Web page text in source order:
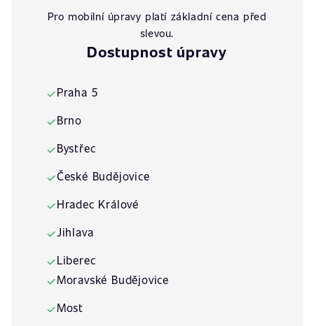
Pro mobilní úpravy platí základní cena před
slevou.
Dostupnost úpravy
✓Praha 5
✓Brno
✓Bystřec
✓České Budějovice
✓Hradec Králové
✓Jihlava
✓Liberec
✓Moravské Budějovice
✓Most